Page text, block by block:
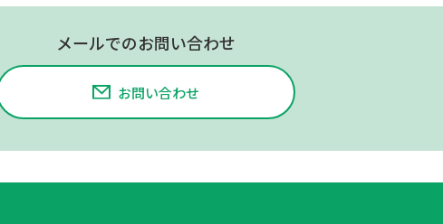
メールでのお問い合わせ
お問い合わせ